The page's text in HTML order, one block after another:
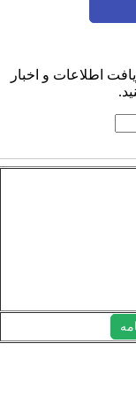
اطلاعات و اخبار